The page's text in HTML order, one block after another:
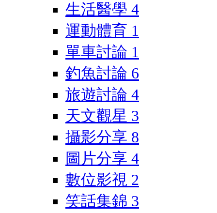
生活醫學 4
運動體育 1
單車討論 1
釣魚討論 6
旅遊討論 4
天文觀星 3
攝影分享 8
圖片分享 4
數位影視 2
笑話集錦 3